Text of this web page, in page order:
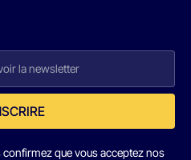
que vous acceptez nos